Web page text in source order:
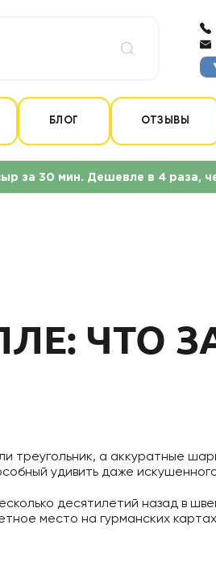
БЛОГ ОТЗЫВЫ
ЧТО
треугольник, а аккуратные
удивить даже
десятилетий назад в
место на гурманских
за 30 мин. Дешевле в 4 раза,